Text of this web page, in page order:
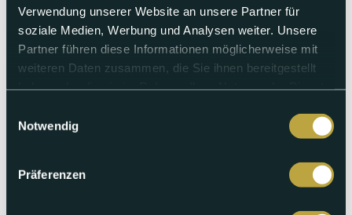
Verwendung unserer Website an unsere Partner für
soziale Medien, Werbung und Analysen weiter. Unsere
Partner führen diese Informationen möglicherweise mit
weiteren Daten zusammen, die Sie ihnen bereitgestellt
Notwendig
Präferenzen
Freitag 07.08.2026
punkt6 vom 07.08.2026
Bund unterstützt Bauern in der Dürrekrise | Elf Männer nach
plant offenbar Testspiel im Joggeli | Legionellen: Zwei neue
Fälle in Basel-Stadt | Florim Brajshori im Summergspröch
Abspielen